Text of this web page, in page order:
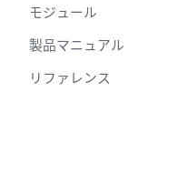
モジュール
製品マニュアル
リファレンス